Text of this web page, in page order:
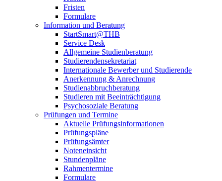
Fristen
Formulare
Information und Beratung
StartSmart@THB
Service Desk
Allgemeine Studienberatung
Studierendensekretariat
Internationale Bewerber und Studierende
Anerkennung & Anrechnung
Studienabbruchberatung
Studieren mit Beeinträchtigung
Psychosoziale Beratung
Prüfungen und Termine
Aktuelle Prüfungsinformationen
Prüfungspläne
Prüfungsämter
Noteneinsicht
Stundenpläne
Rahmentermine
Formulare